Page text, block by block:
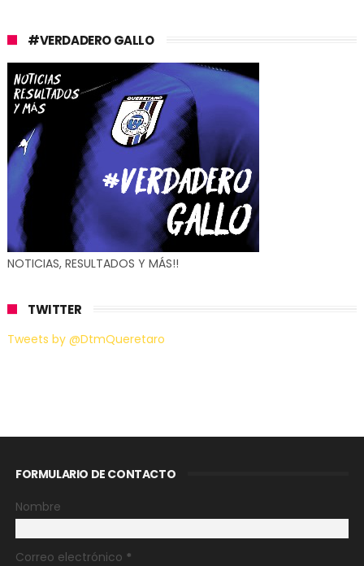
#VERDADERO GALLO
NOTICIAS, RESULTADOS Y MÁS!!
TWITTER
Tweets by @DtmQueretaro
FORMULARIO DE CONTACTO
Nombre
Correo electrónico *